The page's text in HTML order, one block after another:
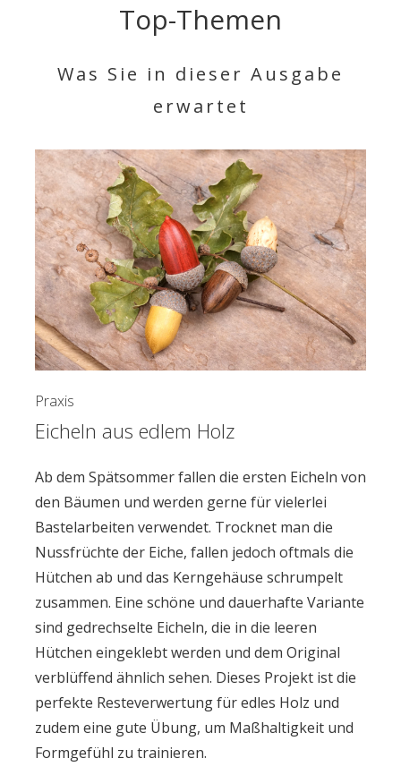
Top-Themen
Was Sie in dieser Ausgabe
erwartet
Praxis
Eicheln aus edlem Holz
Ab dem Spätsommer fallen die ersten Eicheln von
den Bäumen und werden gerne für vielerlei
Bastelarbeiten verwendet. Trocknet man die
Nussfrüchte der Eiche, fallen jedoch oftmals die
Hütchen ab und das Kerngehäuse schrumpelt
zusammen. Eine schöne und dauerhafte Variante
sind gedrechselte Eicheln, die in die leeren
Hütchen eingeklebt werden und dem Original
verblüffend ähnlich sehen. Dieses Projekt ist die
perfekte Resteverwertung für edles Holz und
zudem eine gute Übung, um Maßhaltigkeit und
Formgefühl zu trainieren.